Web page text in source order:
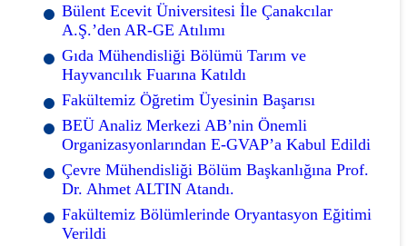
Bülent Ecevit Üniversitesi İle Çanakcılar
A.Ş.’den AR-GE Atılımı
Gıda Mühendisliği Bölümü Tarım ve
Hayvancılık Fuarına Katıldı
Fakültemiz Öğretim Üyesinin Başarısı
BEÜ Analiz Merkezi AB’nin Önemli
Organizasyonlarından E-GVAP’a Kabul Edildi
Çevre Mühendisliği Bölüm Başkanlığına Prof.
Dr. Ahmet ALTIN Atandı.
Fakültemiz Bölümlerinde Oryantasyon Eğitimi
Verildi